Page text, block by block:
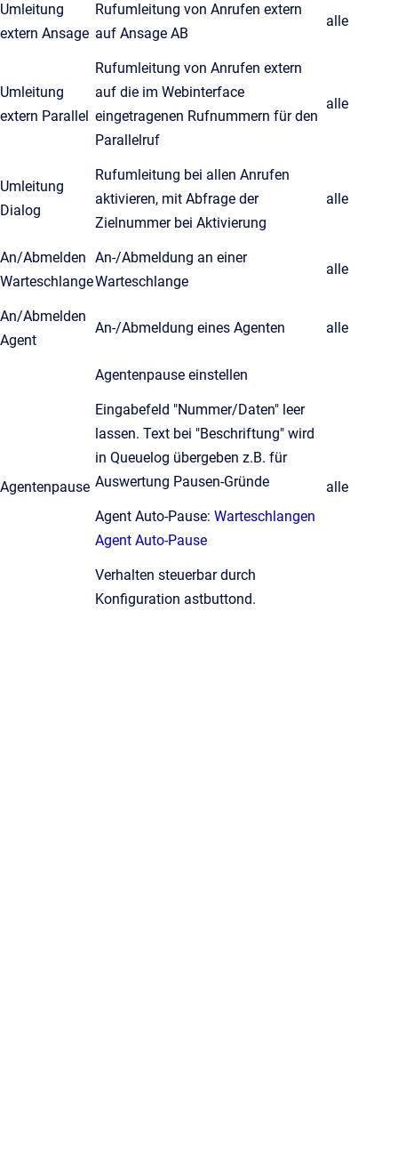
Umleitung
extern Ansage
Rufumleitung von Anrufen extern
auf Ansage AB
alle
Umleitung
extern Parallel
Rufumleitung von Anrufen extern
auf die im Webinterface
eingetragenen Rufnummern für den
Parallelruf
alle
Umleitung
Dialog
Rufumleitung bei allen Anrufen
aktivieren, mit Abfrage der
Zielnummer bei Aktivierung
alle
An/Abmelden
Warteschlange
An-/Abmeldung an einer
Warteschlange
alle
An/Abmelden
Agent
An-/Abmeldung eines Agenten alle
Agentenpause
Agentenpause einstellen
Eingabefeld "Nummer/Daten" leer
lassen. Text bei "Beschriftung" wird
in Queuelog übergeben z.B. für
Auswertung Pausen-Gründe
Agent Auto-Pause: Warteschlangen
Agent Auto-Pause
Verhalten steuerbar durch
Konfiguration astbuttond.
alle